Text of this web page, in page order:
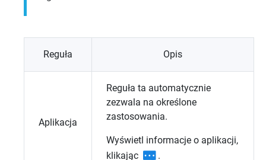
Reguła Opis
Aplikacja
Reguła ta automatycznie
zezwala na określone
zastosowania.
Wyświetl informacje o aplikacji,
klikając
.